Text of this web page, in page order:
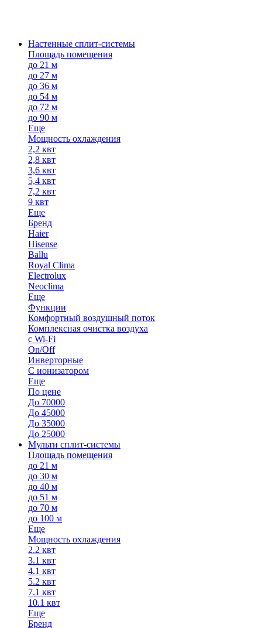
Настенные сплит-системы
Площадь помещения
до 21 м
до 27 м
до 36 м
до 54 м
до 72 м
до 90 м
Еще
Мощность охлаждения
2,2 квт
2,8 квт
3,6 квт
5,4 квт
7,2 квт
9 квт
Еще
Бренд
Haier
Hisense
Ballu
Royal Clima
Electrolux
Neoclima
Еще
Функции
Комфортный воздушный поток
Комплексная очистка воздуха
с Wi-Fi
On/Off
Инверторные
С ионизатором
Еще
По цене
До 70000
До 45000
До 35000
До 25000
Мульти сплит-системы
Площадь помещения
до 21 м
до 30 м
до 40 м
до 51 м
до 70 м
до 100 м
Еще
Мощность охлаждения
2.2 квт
3.1 квт
4.1 квт
5.2 квт
7.1 квт
10.1 квт
Еще
Бренд